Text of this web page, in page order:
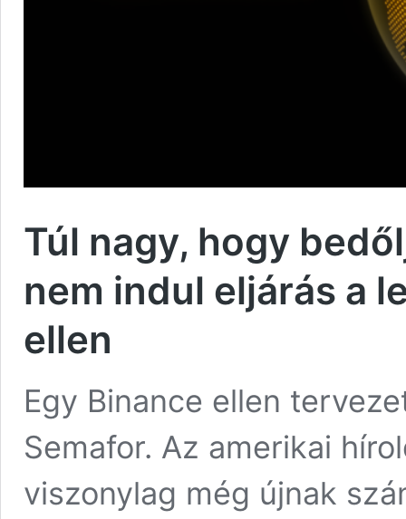
Túl nagy, hogy
nem indul eljárás a
ellen
Egy Binance ellen
Semafor. Az amerikai
viszonylag még újnak